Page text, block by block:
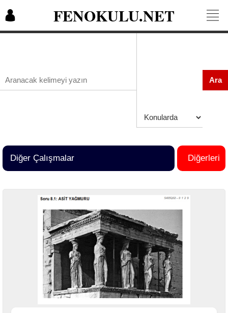
FENOKULU.NET
Ara
Diğer Çalışmalar Diğerleri